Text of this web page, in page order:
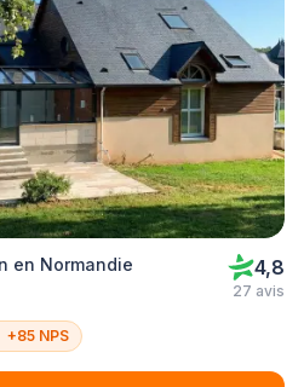
en Normandie 4,8
27 avis
+85 NPS